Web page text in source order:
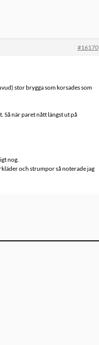
#16170
stor brygga som korsades som
när paret nått längst ut på
nog.
och strumpor så noterade jag